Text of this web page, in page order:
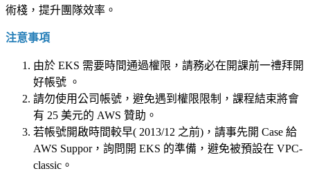
術棧，提升團隊效率。
注意事項
由於 EKS 需要時間通過權限，請務必在開課前一禮拜開
好帳號 。
請勿使用公司帳號，避免遇到權限限制，課程結束將會
有 25 美元的 AWS 贊助。
若帳號開啟時間較早( 2013/12 之前)，請事先開 Case 給
AWS Suppor，詢問開 EKS 的準備，避免被預設在 VPC-
classic。